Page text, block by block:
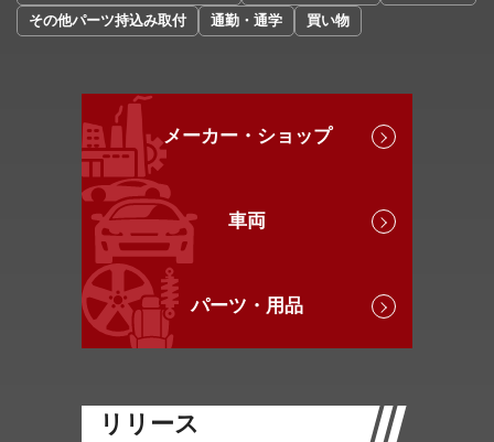
その他パーツ持込み取付
通勤・通学 買い物
メーカー・ショップ
車両
パーツ・用品
リリース